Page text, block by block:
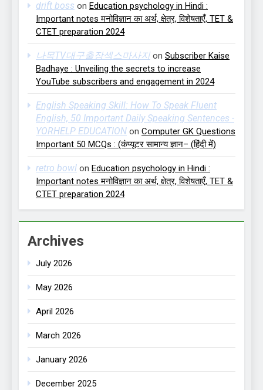
drift boss on Education psychology in Hindi :
Important notes मनोविज्ञान का अर्थ, क्षेत्र, विशेषताएँ, TET &
CTET preparation 2024
나목TV대구출장섹스마사지 on Subscriber Kaise
Badhaye : Unveiling the secrets to increase
YouTube subscribers and engagement in 2024
English Speaking Skill: How To Speak Fluent
English, 50 Important Daily Speaking Sentences -
YORHELP EDUCATION on Computer GK Questions
Important 50 MCQs : (कंप्यूटर सामान्य ज्ञान– (हिंदी में)
retro bowl on Education psychology in Hindi :
Important notes मनोविज्ञान का अर्थ, क्षेत्र, विशेषताएँ, TET &
CTET preparation 2024
Archives
July 2026
May 2026
April 2026
March 2026
January 2026
December 2025